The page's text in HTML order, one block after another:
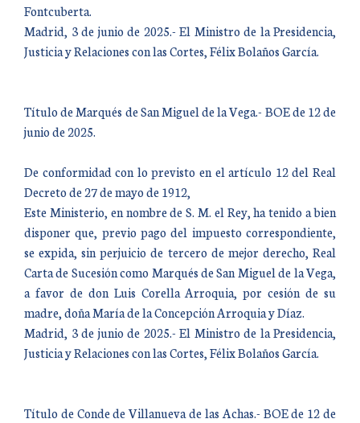
Fontcuberta.
Madrid, 3 de junio de 2025.- El Ministro de la Presidencia,
Justicia y Relaciones con las Cortes, Félix Bolaños García.
Título de Marqués de San Miguel de la Vega.- BOE de 12 de
junio de 2025.
De conformidad con lo previsto en el artículo 12 del Real
Decreto de 27 de mayo de 1912,
Este Ministerio, en nombre de S. M. el Rey, ha tenido a bien
disponer que, previo pago del impuesto correspondiente,
se expida, sin perjuicio de tercero de mejor derecho, Real
Carta de Sucesión como Marqués de San Miguel de la Vega,
a favor de don Luis Corella Arroquia, por cesión de su
madre, doña María de la Concepción Arroquia y Díaz.
Madrid, 3 de junio de 2025.- El Ministro de la Presidencia,
Justicia y Relaciones con las Cortes, Félix Bolaños García.
Título de Conde de Villanueva de las Achas.- BOE de 12 de